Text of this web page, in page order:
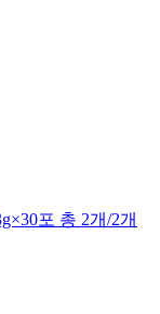
포 총 2개/2개